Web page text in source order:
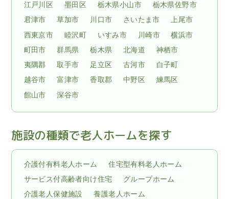
江戸川区
墨田区 栃木県小山市
栃木県佐野市
君津市
草加市 川口市 さいたま市
上尾市
西東京市
睦沢町 いすみ市 川崎市
横浜市
町田市
群馬県 栃木県 北海道
神栖市
夷隅郡
取手市 足立区 古河市
白子町
越谷市
富津市 香取郡 中野区
練馬区
館山市
深谷市
施設の種類で老人ホームを探す
介護付有料老人ホーム
住宅型有料老人ホーム
サービス付高齢者向け住宅
グループホーム
介護老人保健施設
養護老人ホーム